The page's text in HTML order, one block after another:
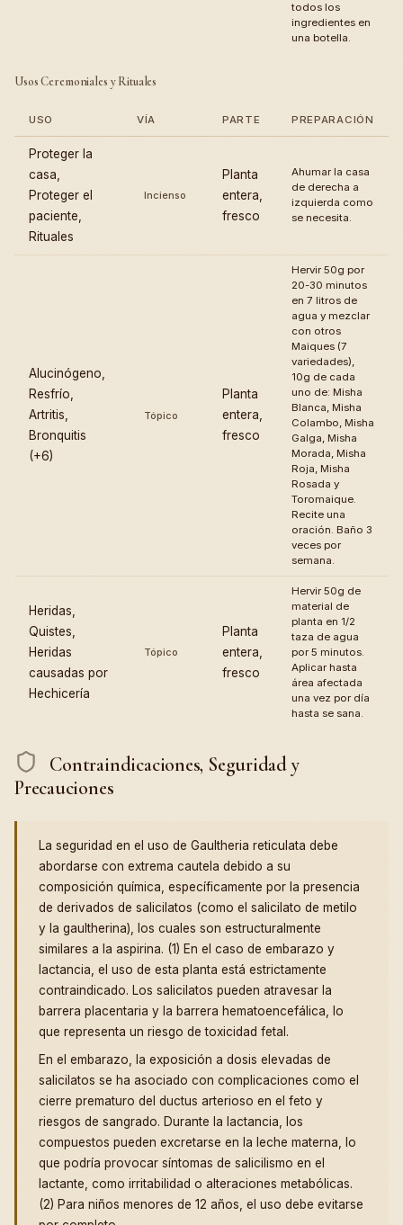
todos los
ingredientes en
una botella.
Usos Ceremoniales y Rituales
USO VÍA PARTE PREPARACIÓN
Proteger la
casa,
Proteger el
paciente,
Rituales
Incienso
Planta
entera,
fresco
Ahumar la casa
de derecha a
izquierda como
se necesita.
Alucinógeno,
Resfrío,
Artritis,
Bronquitis
(+6)
Tópico
Planta
entera,
fresco
Hervir 50g por
20-30 minutos
en 7 litros de
agua y mezclar
con otros
Maiques (7
variedades),
10g de cada
uno de: Misha
Blanca, Misha
Colambo, Misha
Galga, Misha
Morada, Misha
Roja, Misha
Rosada y
Toromaique.
Recite una
oración. Baño 3
veces por
semana.
Heridas,
Quistes,
Heridas
causadas por
Hechicería
Tópico
Planta
entera,
fresco
Hervir 50g de
material de
planta en 1/2
taza de agua
por 5 minutos.
Aplicar hasta
área afectada
una vez por día
hasta se sana.
Contraindicaciones, Seguridad y
Precauciones
La seguridad en el uso de Gaultheria reticulata debe
abordarse con extrema cautela debido a su
composición química, específicamente por la presencia
de derivados de salicilatos (como el salicilato de metilo
y la gaultherina), los cuales son estructuralmente
similares a la aspirina. (1) En el caso de embarazo y
lactancia, el uso de esta planta está estrictamente
contraindicado. Los salicilatos pueden atravesar la
barrera placentaria y la barrera hematoencefálica, lo
que representa un riesgo de toxicidad fetal.
En el embarazo, la exposición a dosis elevadas de
salicilatos se ha asociado con complicaciones como el
cierre prematuro del ductus arterioso en el feto y
riesgos de sangrado. Durante la lactancia, los
compuestos pueden excretarse en la leche materna, lo
que podría provocar síntomas de salicilismo en el
lactante, como irritabilidad o alteraciones metabólicas.
(2) Para niños menores de 12 años, el uso debe evitarse